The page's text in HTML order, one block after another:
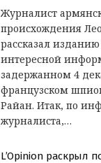
Журналист
происхождения
рассказал
интересной
задержанном 4
французском
Райан. Итак, по
журналиста,…
L’Opinion раскрыл